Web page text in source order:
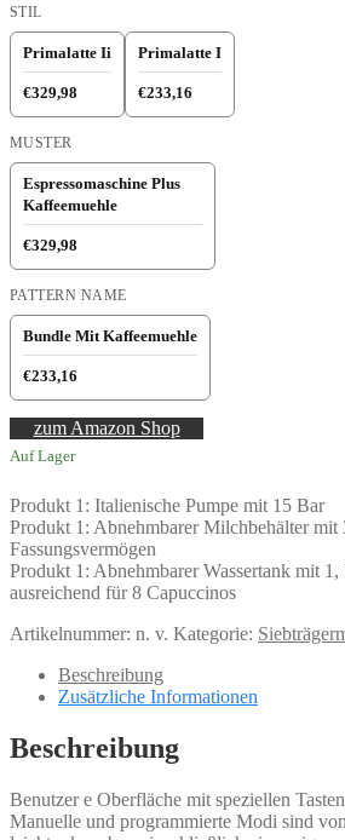
STIL
Primalatte Ii
€329,98
Primalatte I
€233,16
MUSTER
Espressomaschine Plus
Kaffeemuehle
€329,98
PATTERN NAME
Bundle Mit Kaffeemuehle
€233,16
zum Amazon Shop
Auf Lager
Produkt 1: Italienische Pumpe mit 15 Bar
Produkt 1: Abnehmbarer Milchbehälter mit
Fassungsvermögen
Produkt 1: Abnehmbarer Wassertank mit 1,
ausreichend für 8 Capuccinos
Artikelnummer: n. v. Kategorie:
Beschreibung
Zusätzliche Informationen
Beschreibung
Benutzer e Oberfläche mit speziellen
Manuelle und programmierte Modi sind